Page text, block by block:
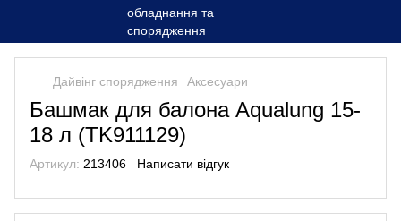
Дайвінг спорядження Аксесуари
Башмак для балона Aqualung 15-
18 л (TK911129)
Артикул: 213406 Написати відгук